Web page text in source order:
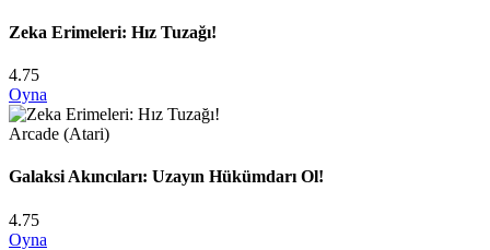
Zeka Erimeleri: Hız Tuzağı!
4.75
Oyna
Arcade (Atari)
Galaksi Akıncıları: Uzayın Hükümdarı Ol!
4.75
Oyna